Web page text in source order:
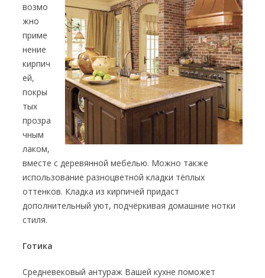
возмо
жно
приме
нение
кирпич
ей,
покры
тых
прозра
чным
лаком,
вместе с деревянной мебелью. Можно также
использование разноцветной кладки тёплых
оттенков. Кладка из кирпичей придаст
дополнительный уют, подчёркивая домашние нотки
стиля.
Готика
Средневековый антураж Вашей кухне поможет